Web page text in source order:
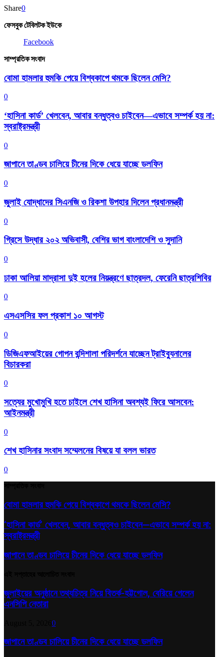
Share0
ফেসবুক টেবিলটক ইউকে
Facebook
সাম্প্রতিক সংবাদ
বোমা হামলার হুমকি পেয়ে বিশ্বকাপে থমকে ছিলেন মেসি?
0
‘হাসিনা কার্ড’ খেলবেন, আবার বন্ধুত্বও চাইবেন—এভাবে সম্পর্ক হয় না:
স্বরাষ্ট্রমন্ত্রী
0
জাপানে তাণ্ডব চালিয়ে চীনের দিকে ধেয়ে যাচ্ছে ডলফিন
0
জুলাই যোদ্ধাদের সিএনজি ও রিকশা উপহার দিলেন প্রধানমন্ত্রী
0
গ্রিসে উদ্ধার ২০২ অভিবাসী, বেশির ভাগ বাংলাদেশি ও সুদানি
0
ঢাকা আলিয়া মাদ্রাসা দুই হলের নিয়ন্ত্রণে ছাত্রদল, ফেরেনি ছাত্রশিবির
0
এসএসসির ফল প্রকাশ ১০ আগস্ট
0
ডিজিএফআইয়ের গোপন বন্দিশালা পরিদর্শনে যাচ্ছেন ট্রাইব্যুনালের
বিচারকরা
0
সত্যের মুখোমুখি হতে চাইলে শেখ হাসিনা অবশ্যই ফিরে আসবেন:
আইনমন্ত্রী
0
শেখ হাসিনার সংবাদ সম্মেলনের বিষয়ে যা বলল ভারত
0
বোমা হামলার হুমকি পেয়ে বিশ্বকাপে থমকে ছিলেন মেসি?
‘হাসিনা কার্ড’ খেলবেন, আবার বন্ধুত্বও চাইবেন—এভাবে সম্পর্ক হয় না:
স্বরাষ্ট্রমন্ত্রী
জাপানে তাণ্ডব চালিয়ে চীনের দিকে ধেয়ে যাচ্ছে ডলফিন
জুলাইয়ের অনুষ্ঠানে তথ্যচিত্র নিয়ে বিতর্ক-হট্টগোল, বেরিয়ে গেলেন
এনসিপি নেতারা
0
জাপানে তাণ্ডব চালিয়ে চীনের দিকে ধেয়ে যাচ্ছে ডলফিন